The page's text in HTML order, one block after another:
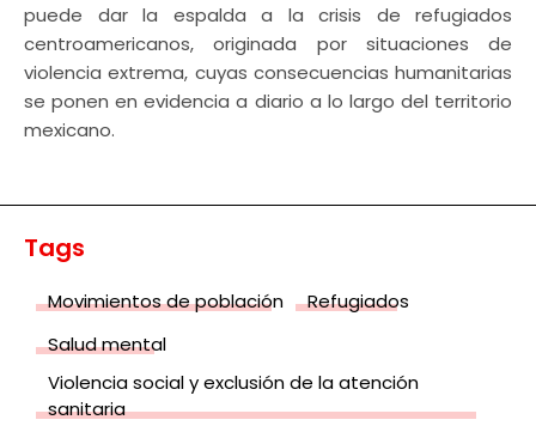
puede dar la espalda a la crisis de refugiados
centroamericanos, originada por situaciones de
violencia extrema, cuyas consecuencias humanitarias
se ponen en evidencia a diario a lo largo del territorio
mexicano.
Tags
Movimientos de población
Refugiados
Salud mental
Violencia social y exclusión de la atención
sanitaria